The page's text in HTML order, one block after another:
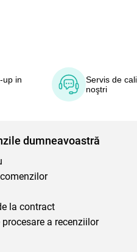
up in
Servis de
noştri
dumneavoastră
la contract
procesare a recenziilor